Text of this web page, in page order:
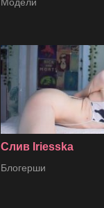
Модели
Слив Iriesska
Блогерши